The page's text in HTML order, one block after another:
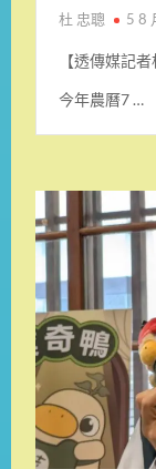
杜 忠聰 5 8
【透傳媒記
今年農曆7 …